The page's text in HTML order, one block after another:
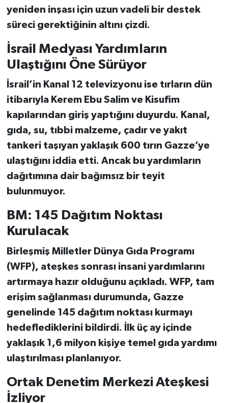
yeniden inşası için uzun vadeli bir destek
süreci gerektiğinin altını çizdi.
İsrail Medyası Yardımların
Ulaştığını Öne Sürüyor
İsrail’in Kanal 12 televizyonu ise tırların dün
itibarıyla Kerem Ebu Salim ve Kisufim
kapılarından giriş yaptığını duyurdu. Kanal,
gıda, su, tıbbi malzeme, çadır ve yakıt
tankeritaşıyan yaklaşık 600 tırın Gazze’ye
ulaştığını iddia etti. Ancak bu yardımların
dağıtımına dair bağımsız bir teyit
bulunmuyor.
BM: 145 Dağıtım Noktası
Kurulacak
Birleşmiş Milletler Dünya Gıda Programı
(WFP), ateşkes sonrası insani yardımlarını
artırmaya hazır olduğunu açıkladı. WFP, tam
erişim sağlanması durumunda, Gazze
genelinde 145 dağıtım noktasıkurmayı
hedeflediklerini bildirdi. İlk üç ay içinde
yaklaşık 1,6 milyon kişiyetemel gıda yardımı
ulaştırılması planlanıyor.
Ortak Denetim Merkezi Ateşkesi
İzliyor